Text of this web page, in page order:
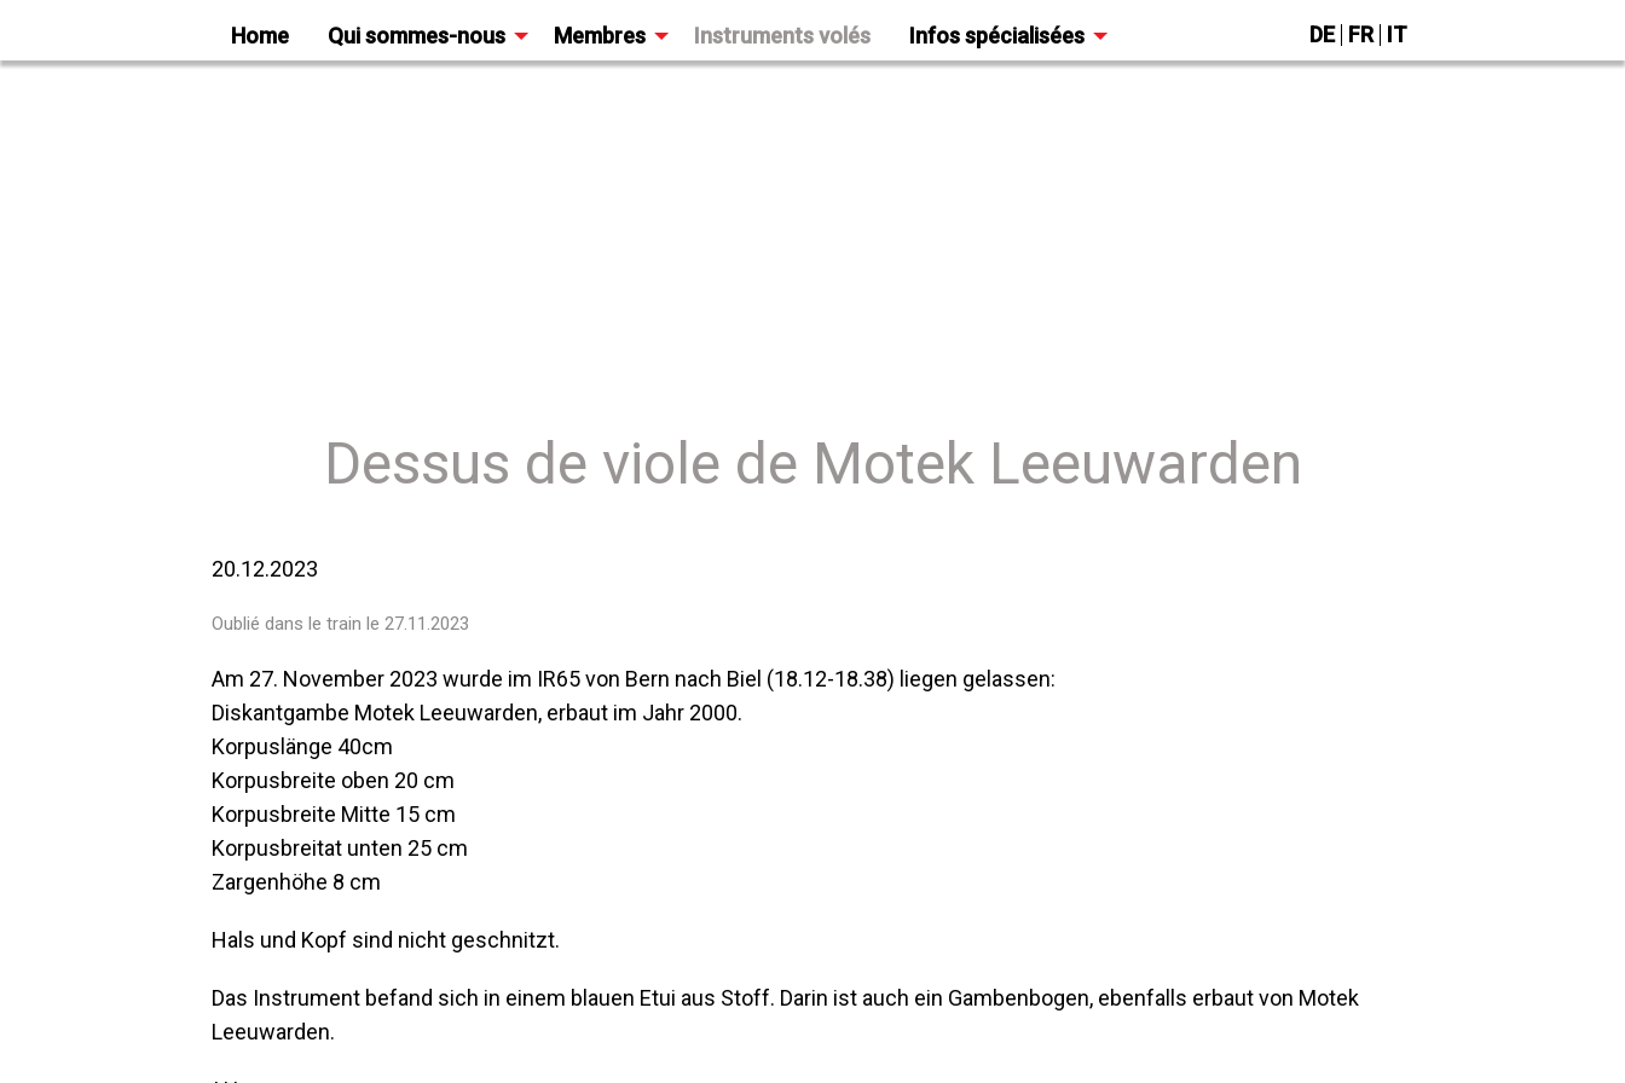
Home Qui sommes-nous Membres Instruments volés Infos spécialisées DE FR IT
Dessus de viole de Motek Leeuwarden
20.12.2023
Oublié dans le train le 27.11.2023
Am 27. November 2023 wurde im IR65 von Bern nach Biel (18.12-18.38) liegen gelassen:
Diskantgambe Motek Leeuwarden, erbaut im Jahr 2000.
Korpuslänge 40cm
Korpusbreite oben 20 cm
Korpusbreite Mitte 15 cm
Korpusbreitat unten 25 cm
Zargenhöhe 8 cm
Hals und Kopf sind nicht geschnitzt.
Das Instrument befand sich in einem blauen Etui aus Stoff. Darin ist auch ein Gambenbogen, ebenfalls erbaut von Motek
Leeuwarden.